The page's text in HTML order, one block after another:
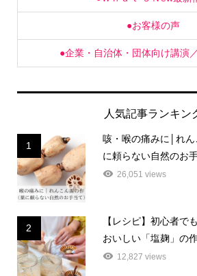
●お客様の声
●企業・自治体・団体向け講演
1
に頼らない自然のお
26,051 views
2
おいしい「塩麹」の
12,827 views